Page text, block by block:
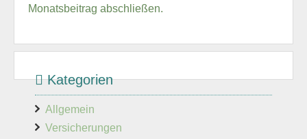
Monatsbeitrag abschließen.
Kategorien
Allgemein
Versicherungen